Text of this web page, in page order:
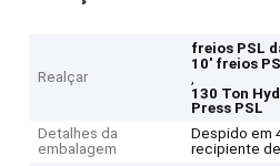
Realçar
freios PSL
10' freios
,
130 Ton
Press PSL
Detalhes da
embalagem
Despido em
recipiente